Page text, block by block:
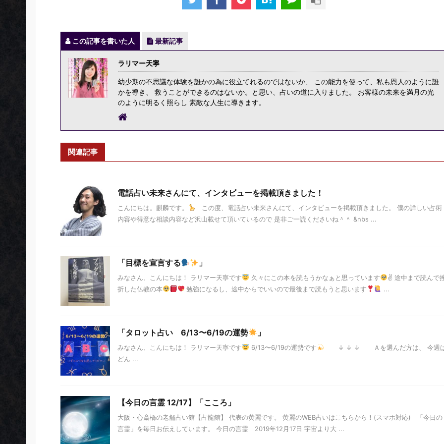
この記事を書いた人 最新記事
ラリマー天寧
幼少期の不思議な体験を誰かの為に役立てれるのではないか、 この能力を使って、私も恩人のように誰
かを導き、 救うことができるのはないか。と思い、占いの道に入りました。 お客様の未来を満月の光
のように明るく照らし 素敵な人生に導きます。
関連記事
電話占い未来さんにて、インタビューを掲載頂きました！
こんにちは。麒麟です。
この度、電話占い未来さんにて、インタビューを掲載頂きました。 僕の詳しい占術
内容や得意な相談内容など沢山載せて頂いているので 是非ご一読くださいね＾＾ &nbs ...
「目標を宣言する 」
みなさん、こんにちは！ ラリマー天寧です 久々にこの本を読もうかなぁと思っています ✌ 途中まで読んで
折した仏教の本
勉強になるし、途中からでいいので最後まで読もうと思います ...
「タロット占い 6/13〜6/19の運勢 」
みなさん、こんにちは！ ラリマー天寧です 6/13〜6/19の運勢です
↓ ↓ ↓ Ａを選んだ方は、 今週
どん ...
【今日の言霊 12/17】「こころ」
大阪・心斎橋の老舗占い館【占龍館】 代表の黄麗です。 黄麗のWEB占いはこちらから！(スマホ対応) 「今日の
言霊」を毎日お伝えしています。 今日の言霊 2019年12月17日 宇宙より大 ...